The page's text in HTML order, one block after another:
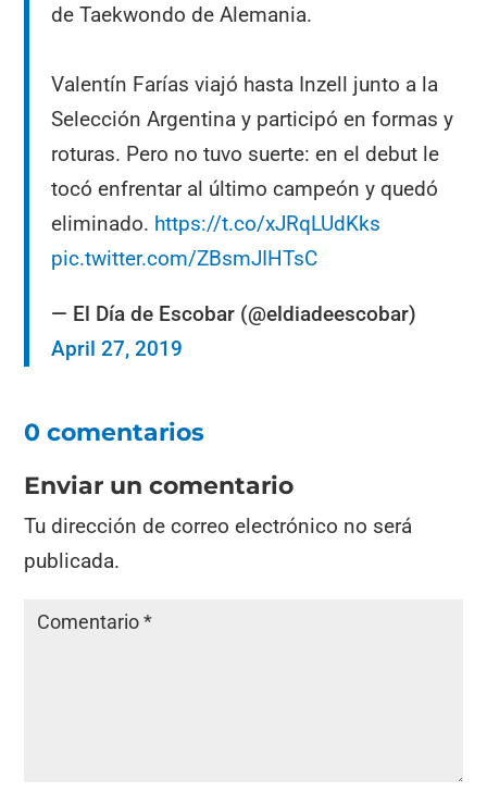
de Taekwondo de Alemania.
Valentín Farías viajó hasta Inzell junto a la
Selección Argentina y participó en formas y
roturas. Pero no tuvo suerte: en el debut le
tocó enfrentar al último campeón y quedó
eliminado. https://t.co/xJRqLUdKks
pic.twitter.com/ZBsmJIHTsC
— El Día de Escobar (@eldiadeescobar)
April 27, 2019
0 comentarios
Enviar un comentario
Tu dirección de correo electrónico no será
publicada.